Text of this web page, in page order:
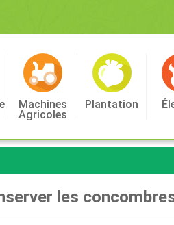
Machines
Agricoles
Plantation
les